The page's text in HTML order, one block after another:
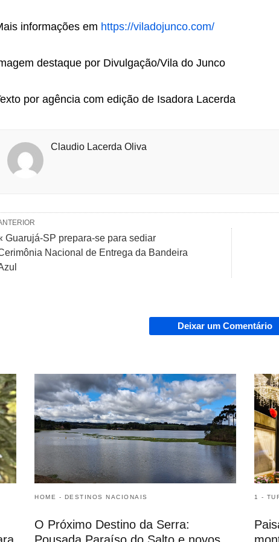
informações em https://viladojunco.com/
destaque por Divulgação/Vila do Junco
por agência com edição de Isadora Lacerda
Claudio Lacerda Oliva
Guarujá-SP prepara-se para sediar
Nacional de Entrega da Bandeira
Deixar um Comentário
HOME - DESTINOS NACIONAIS
O Próximo Destino da Serra:
1 -